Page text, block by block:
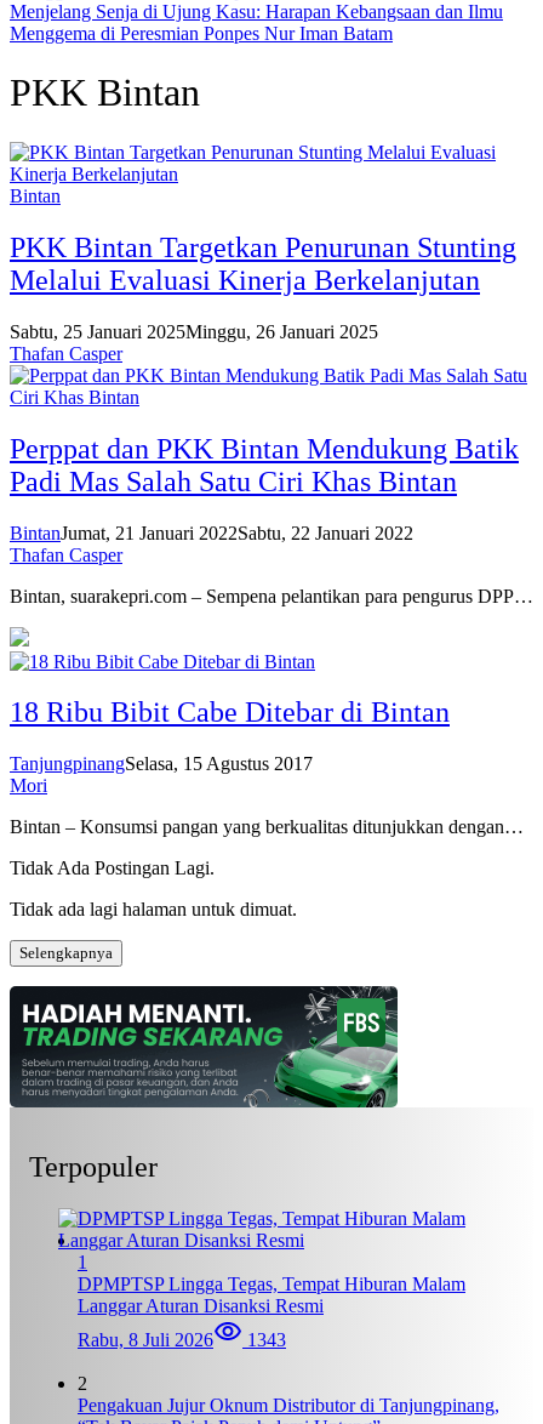
Menjelang Senja di Ujung Kasu: Harapan Kebangsaan dan Ilmu
Menggema di Peresmian Ponpes Nur Iman Batam
PKK Bintan
Bintan
PKK Bintan Targetkan Penurunan Stunting
Melalui Evaluasi Kinerja Berkelanjutan
Sabtu, 25 Januari 2025Minggu, 26 Januari 2025
Thafan Casper
Perppat dan PKK Bintan Mendukung Batik
Padi Mas Salah Satu Ciri Khas Bintan
BintanJumat, 21 Januari 2022Sabtu, 22 Januari 2022
Thafan Casper
Bintan, suarakepri.com – Sempena pelantikan para pengurus DPP…
18 Ribu Bibit Cabe Ditebar di Bintan
TanjungpinangSelasa, 15 Agustus 2017
Mori
Bintan – Konsumsi pangan yang berkualitas ditunjukkan dengan…
Tidak Ada Postingan Lagi.
Tidak ada lagi halaman untuk dimuat.
Selengkapnya
Terpopuler
1
DPMPTSP Lingga Tegas, Tempat Hiburan Malam
Langgar Aturan Disanksi Resmi
Rabu, 8 Juli 2026
1343
2
Pengakuan Jujur Oknum Distributor di Tanjungpinang,